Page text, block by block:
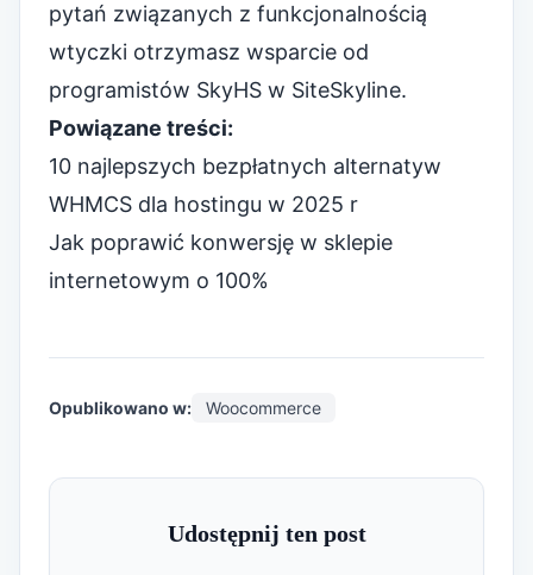
pytań związanych z funkcjonalnością
wtyczki otrzymasz wsparcie od
programistów SkyHS w SiteSkyline.
Powiązane treści:
10 najlepszych bezpłatnych alternatyw
WHMCS dla hostingu w 2025 r
Jak poprawić konwersję w sklepie
internetowym o 100%
Opublikowano w: Woocommerce
Udostępnij ten post